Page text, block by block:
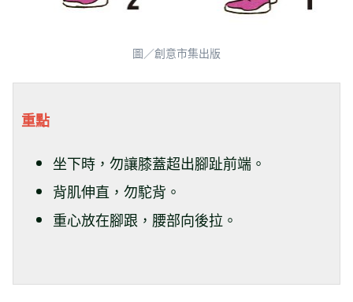
圖／創意市集出版
重點
坐下時，勿讓膝蓋超出腳趾前端。
背肌伸直，勿駝背。
重心放在腳跟，腰部向後拉。